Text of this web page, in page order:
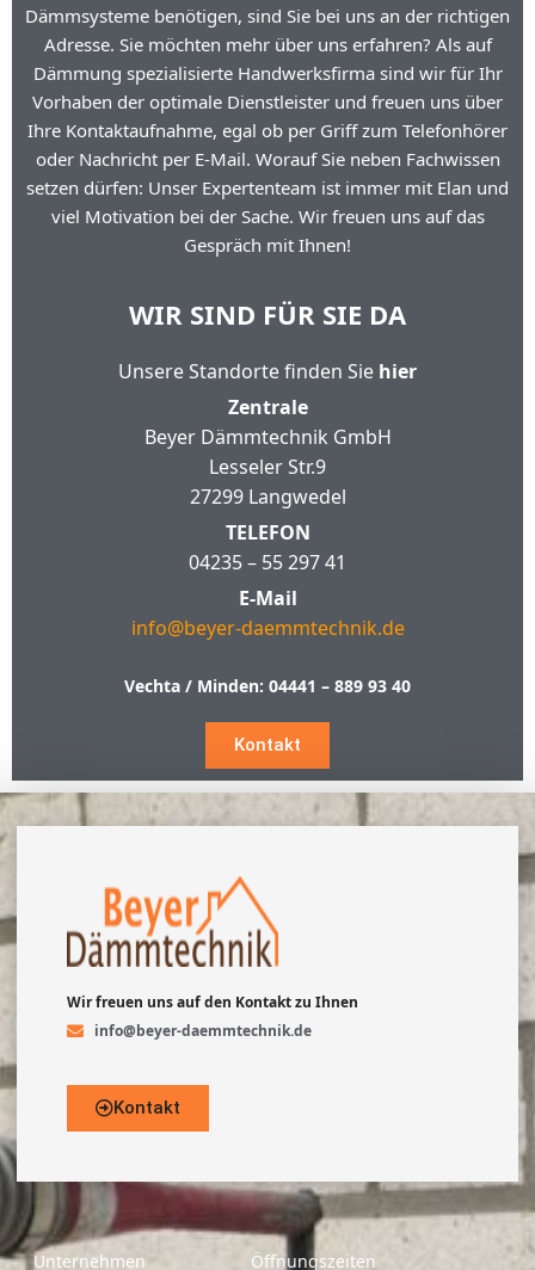
Dämmsysteme benötigen, sind Sie bei uns an der richtigen
Adresse. Sie möchten mehr über uns erfahren? Als auf
Dämmung spezialisierte Handwerksfirma sind wir für Ihr
Vorhaben der optimale Dienstleister und freuen uns über
Ihre Kontaktaufnahme, egal ob per Griff zum Telefonhörer
oder Nachricht per E-Mail. Worauf Sie neben Fachwissen
setzen dürfen: Unser Expertenteam ist immer mit Elan und
viel Motivation bei der Sache. Wir freuen uns auf das
Gespräch mit Ihnen!
WIR SIND FÜR SIE DA
Unsere Standorte finden Sie hier
Zentrale
Beyer Dämmtechnik GmbH
Lesseler Str.9
27299 Langwedel
TELEFON
04235 – 55 297 41
E-Mail
info@beyer-daemmtechnik.de
Vechta / Minden: 04441 – 889 93 40
Kontakt
Wir freuen uns auf den Kontakt zu Ihnen
info@beyer-daemmtechnik.de
Kontakt
Unternehmen Öffnungszeiten